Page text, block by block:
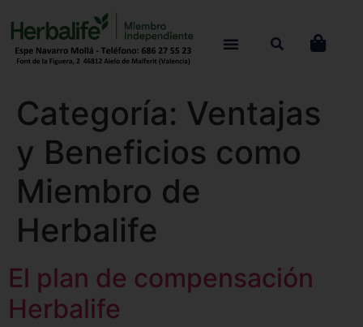
Categoría: Ventajas
y Beneficios como
Miembro de
Herbalife
El plan de compensación
Herbalife